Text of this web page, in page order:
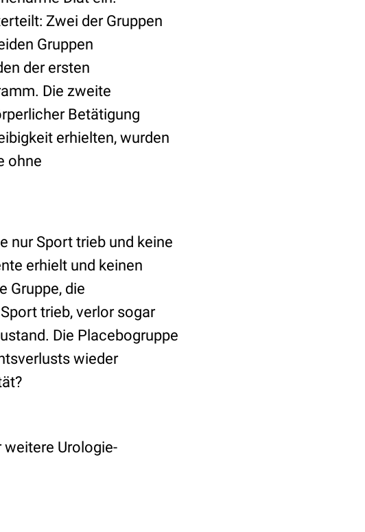
Zwei der Gruppen
Gruppen
der ersten
Die zweite
Betätigung
erhielten, wurden
ohne
nur Sport trieb und keine
erhielt und keinen
Gruppe, die
trieb, verlor sogar
Die Placebogruppe
wieder
weitere Urologie-